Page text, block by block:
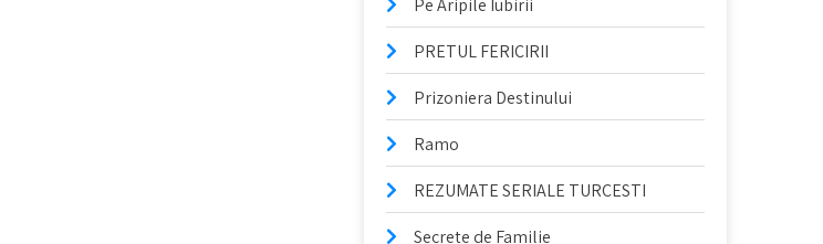
Pe Aripile Iubirii
PRETUL FERICIRII
Prizoniera Destinului
Ramo
REZUMATE SERIALE TURCESTI
Secrete de Familie